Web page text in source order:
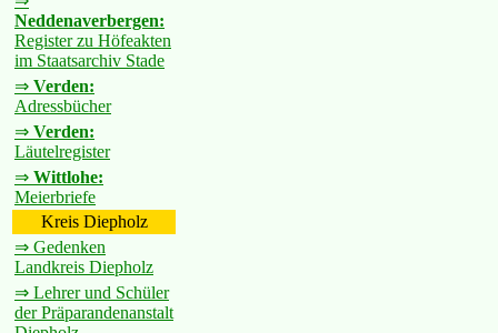
Neddenaverbergen:
Register zu Höfeakten
im Staatsarchiv Stade
⇒ Verden:
Adressbücher
⇒ Verden:
Läutelregister
⇒ Wittlohe:
Meierbriefe
Kreis Diepholz
⇒ Gedenken
Landkreis Diepholz
⇒ Lehrer und Schüler
der Präparandenanstalt